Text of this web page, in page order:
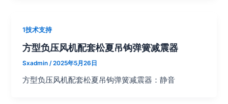
1技术支持
方型负压风机配套松夏吊钩弹簧减震器
Sxadmin/2025年5月26日
方型负压风机配套松夏吊钩弹簧减震器：静音